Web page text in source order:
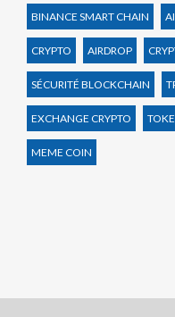
BINANCE SMART CHAIN
CRYPTO AIRDROP
SÉCURITÉ BLOCKCHAIN
EXCHANGE CRYPTO
MEME COIN